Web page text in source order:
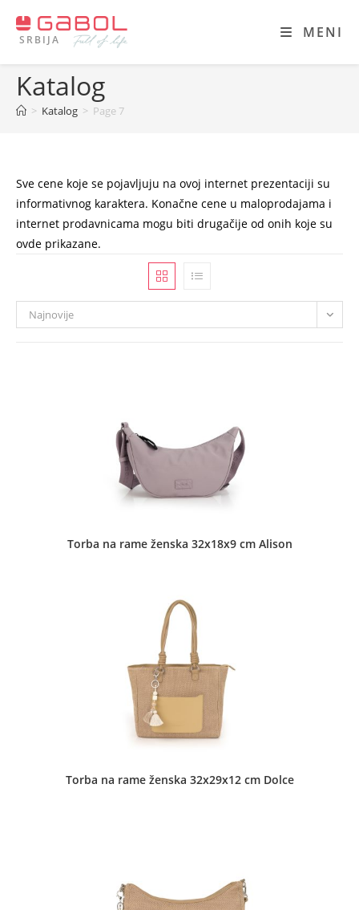
SRBIJA MENI
Katalog
> Katalog > Page 7
Sve cene koje se pojavljuju na ovoj internet prezentaciji su
informativnog karaktera. Konačne cene u maloprodajama i
internet prodavnicama mogu biti drugačije od onih koje su
ovde prikazane.
Najnovije
Torba na rame ženska 32x18x9 cm Alison
Torba na rame ženska 32x29x12 cm Dolce